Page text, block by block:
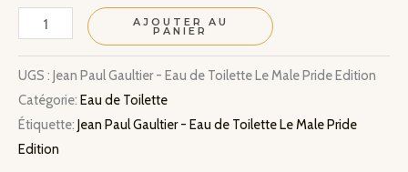
quantité
Jean
Paul
Gaultier
-
AJOUTER AU
PANIER
UGS : Jean Paul Gaultier - Eau de Toilette Le Male Pride Edition
Catégorie: Eau de Toilette
Étiquette: Jean Paul Gaultier - Eau de Toilette Le Male Pride
Edition